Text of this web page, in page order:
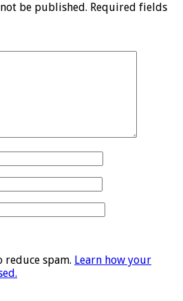
be published. Required fields
reduce spam. Learn how your